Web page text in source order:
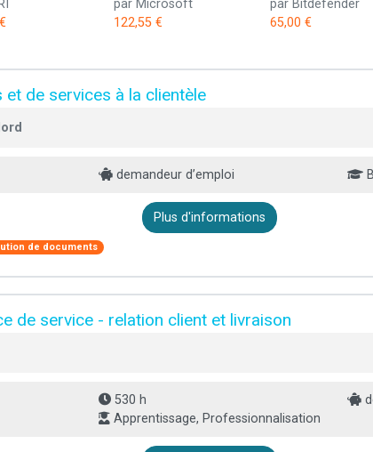
par Microsoft
122,55 €
par Bitdefender
65,00 €
de services à la clientèle
demandeur d’emploi
Plus d'informations
de documents
de service - relation client et livraison
530 h
Apprentissage, Professionnalisation